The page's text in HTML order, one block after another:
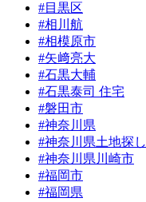
#目黒区
#相川航
#相模原市
#矢﨑亮大
#石黒大輔
#石黒泰司 住宅
#磐田市
#神奈川県
#神奈川県土地探し
#神奈川県川崎市
#福岡市
#福岡県